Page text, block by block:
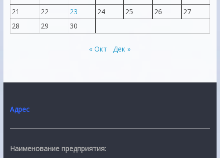
21
22 23 24 25 26
27
28
29 30
« Окт Дек »
Адрес
Наименование предприятия: